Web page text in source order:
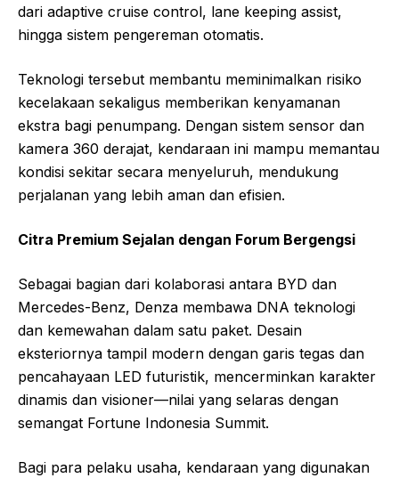
dari adaptive cruise control, lane keeping assist,
hingga sistem pengereman otomatis.
Teknologi tersebut membantu meminimalkan risiko
kecelakaan sekaligus memberikan kenyamanan
ekstra bagi penumpang. Dengan sistem sensor dan
kamera 360 derajat, kendaraan ini mampu memantau
kondisi sekitar secara menyeluruh, mendukung
perjalanan yang lebih aman dan efisien.
Citra Premium Sejalan dengan Forum Bergengsi
Sebagai bagian dari kolaborasi antara BYD dan
Mercedes-Benz, Denza membawa DNA teknologi
dan kemewahan dalam satu paket. Desain
eksteriornya tampil modern dengan garis tegas dan
pencahayaan LED futuristik, mencerminkan karakter
dinamis dan visioner—nilai yang selaras dengan
semangat Fortune Indonesia Summit.
Bagi para pelaku usaha, kendaraan yang digunakan